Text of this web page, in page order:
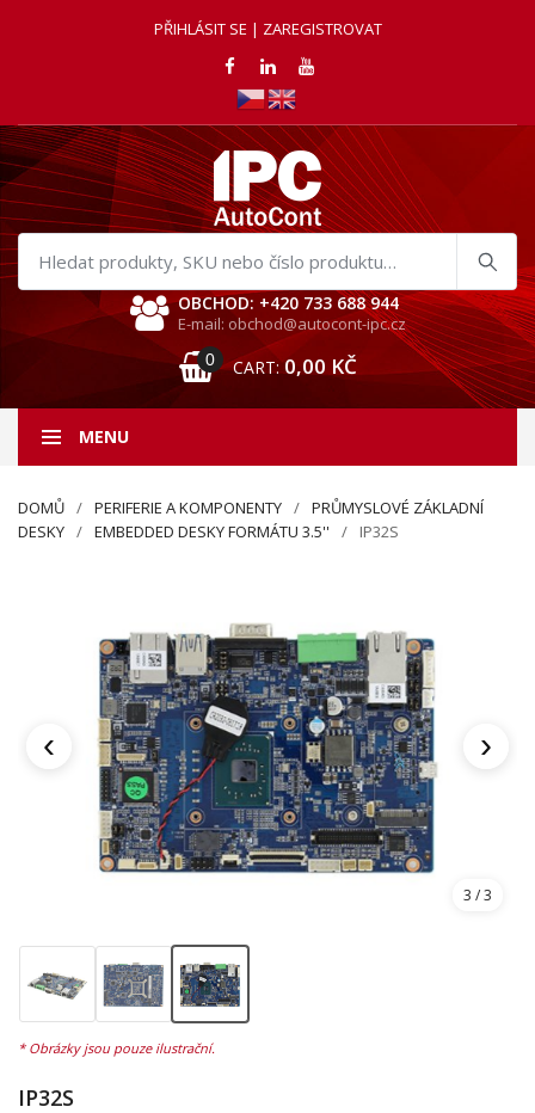
PŘIHLÁSIT SE | ZAREGISTROVAT
Hledat
produkty
OBCHOD: +420 733 688 944
E-mail: obchod@autocont-ipc.cz
0 CART: 0,00 KČ
MENU
DOMŮ PERIFERIE A KOMPONENTY
PRŮMYSLOVÉ ZÁKLADNÍ
DESKY
EMBEDDED DESKY FORMÁTU 3.5'' IP32S
‹ ›
1 / 3
IP32S